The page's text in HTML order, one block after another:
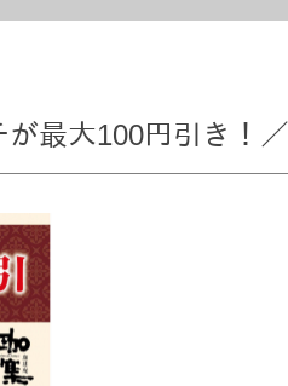
最大100円引き！／